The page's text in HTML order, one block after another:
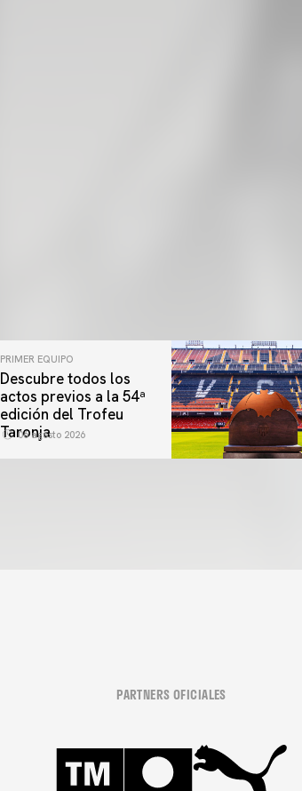
PRIMER EQUIPO
Descubre todos los
actos previos a la 54ª
edición del Trofeu
Taronja
06 agosto 2026
PARTNERS OFICIALES